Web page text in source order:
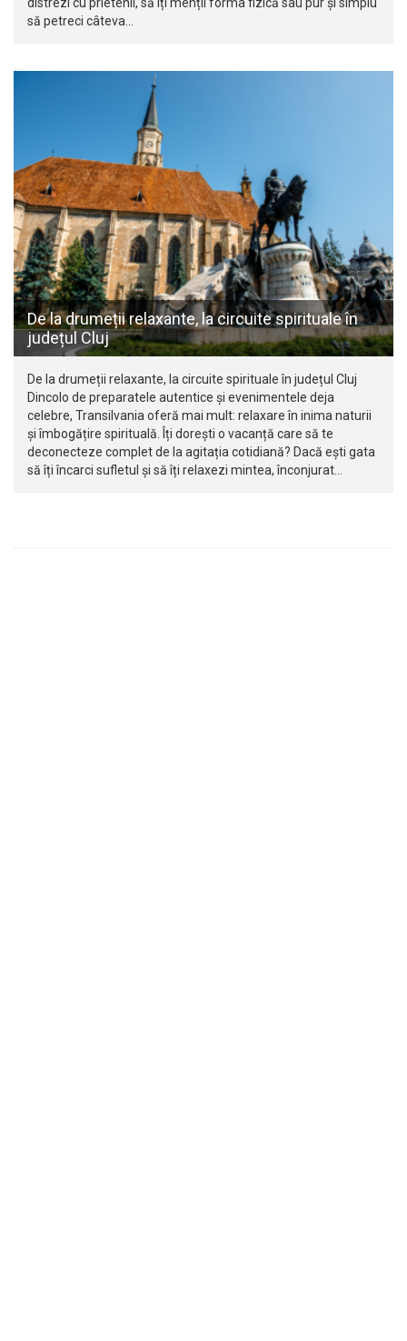
să petreci câteva…
De la drumeții relaxante, la circuite spirituale în
județul Cluj
De la drumeții relaxante, la circuite spirituale în județul Cluj
Dincolo de preparatele autentice și evenimentele deja
celebre, Transilvania oferă mai mult: relaxare în inima naturii
și îmbogățire spirituală. Îți dorești o vacanță care să te
deconecteze complet de la agitația cotidiană? Dacă ești gata
să îți încarci sufletul și să îți relaxezi mintea, înconjurat…